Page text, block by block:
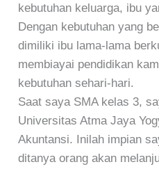
kebutuhan keluarga, ibu
Dengan kebutuhan yang
dimiliki ibu lama-lama
membiayai pendidikan
kebutuhan sehari-hari.
Saat saya SMA kelas 3,
Universitas Atma Jaya
Akuntansi. Inilah impian
ditanya orang akan